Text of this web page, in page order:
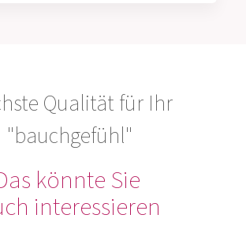
Qualität für Ihr
"bauchgefühl"
könnte Sie
interessieren